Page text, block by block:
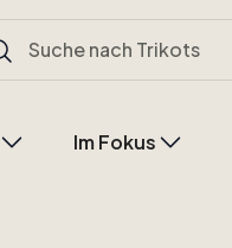
Im Fokus